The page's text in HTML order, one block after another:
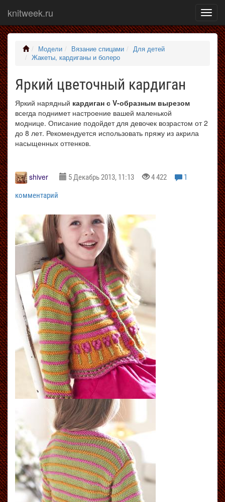
меню
knitweek.ru
Модели Вязание спицами
Для детей
Жакеты, кардиганы и болеро
Яркий цветочный кардиган
Яркий нарядный кардиган с V-образным вырезом
всегда поднимет настроение вашей маленькой
моднице. Описание подойдет для девочек возрастом от 2
до 8 лет. Рекомендуется использовать пряжу из акрила
насыщенных оттенков.
shiver 5 Декабрь 2013, 11:13 4 422
1
комментарий